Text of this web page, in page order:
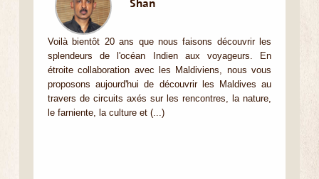
Shan
Voilà bientôt 20 ans que nous faisons découvrir les
splendeurs de l'océan Indien aux voyageurs. En
étroite collaboration avec les Maldiviens, nous vous
proposons aujourd'hui de découvrir les Maldives au
travers de circuits axés sur les rencontres, la nature,
le farniente, la culture et (...)